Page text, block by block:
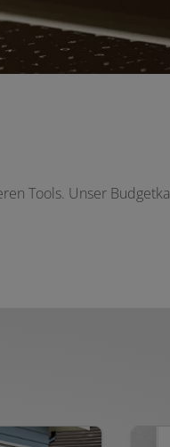
Tools. Unser